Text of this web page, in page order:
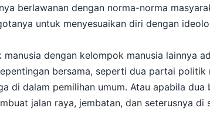
berlawanan dengan norma-norma
untuk menyesuaikan diri dengan
dengan kelompok manusia lainnya
bersama, seperti dua partai politik
di dalam pemilihan umum. Atau apabila dua
jalan raya, jembatan, dan seterusnya di